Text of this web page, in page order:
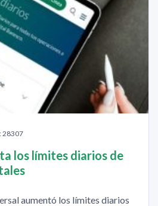
28307
los límites diarios de
aumentó los límites diarios